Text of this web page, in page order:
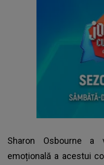
Sharon Osbourne a
emoțională a acestui